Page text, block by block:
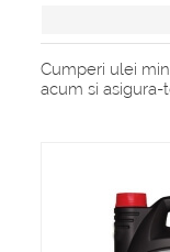
Cumperi ulei
acum si